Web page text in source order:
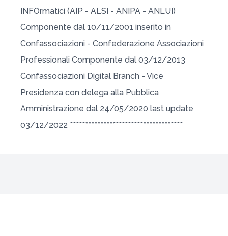
INFOrmatici (AIP - ALSI - ANIPA - ANLUI)
Componente dal 10/11/2001 inserito in
Confassociazioni - Confederazione Associazioni
Professionali Componente dal 03/12/2013
Confassociazioni Digital Branch - Vice
Presidenza con delega alla Pubblica
Amministrazione dal 24/05/2020 last update
03/12/2022 *************************************